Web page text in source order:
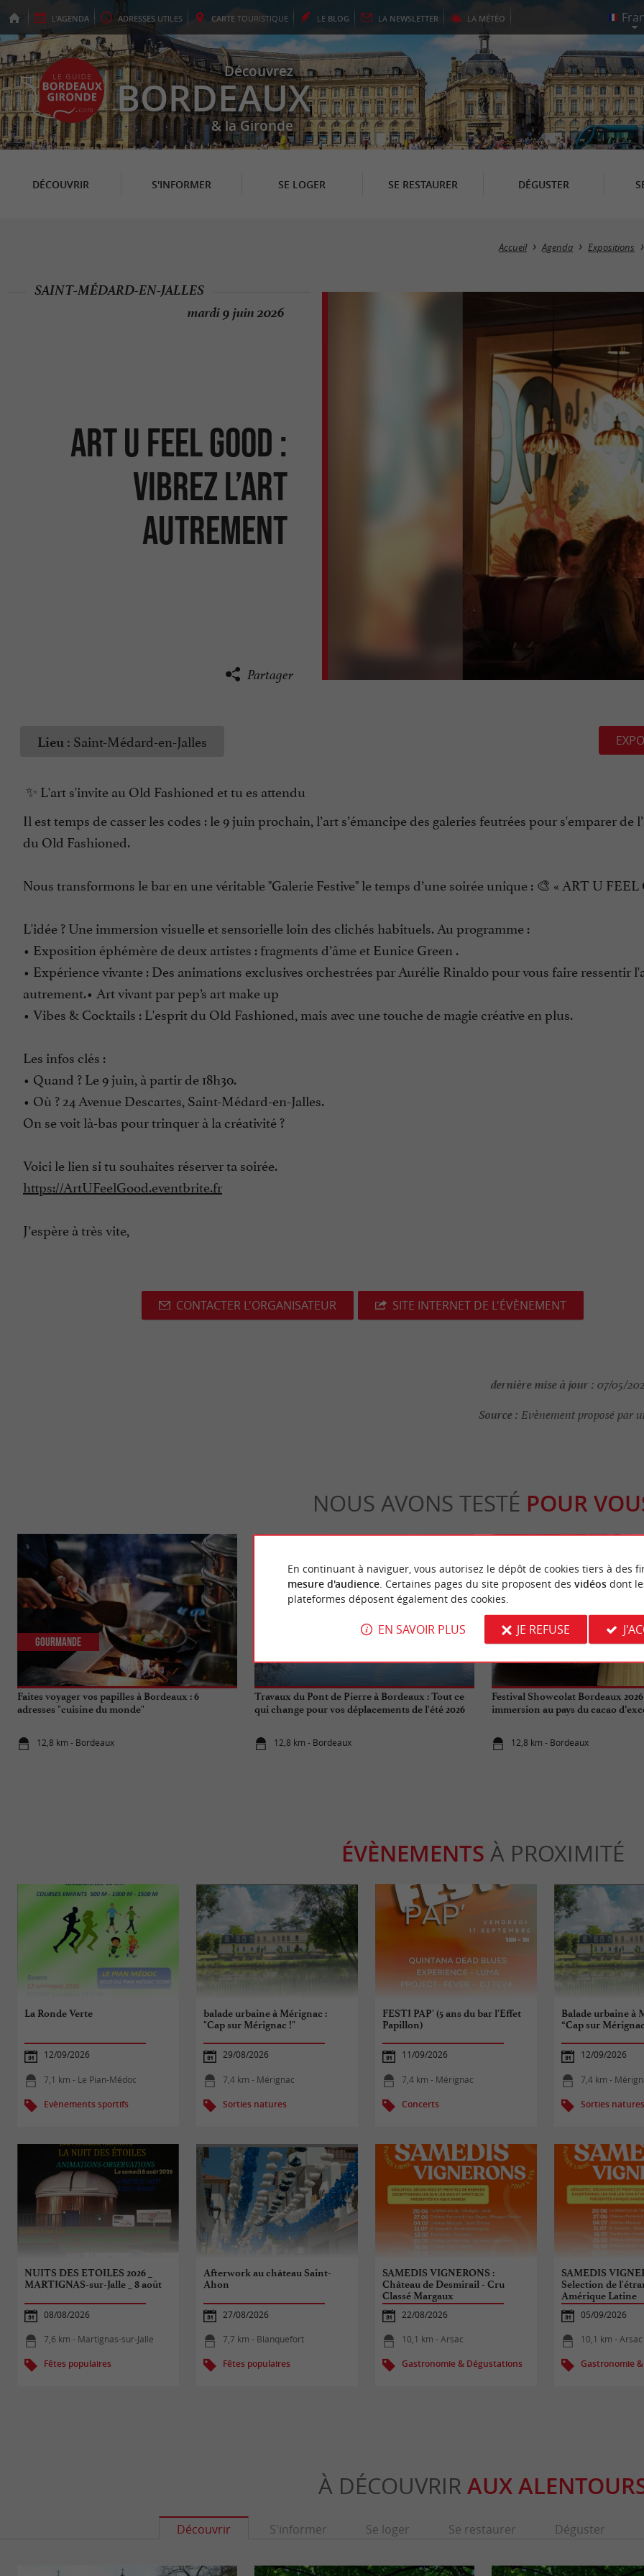
L'AGENDA ADRESSES UTILES CARTE TOURISTIQUE LE BLOG LA NEWSLETTER LA MÉTÉO
Découvrez
BORDEAUX
& la Gironde
DÉCOUVRIR S'INFORMER SE LOGER SE RESTAURER DÉGUSTER
Accueil Agenda Expositions
Art U Feel Good :
Vibrez l’art
autrement
SAINT-MÉDARD-EN-JALLES
mardi 9 juin 2026
Partager
Lieu : Saint-Médard-en-Jalles
✨ L'art s'invite au Old Fashioned et tu es attendu
Il est temps de casser les codes : le 9 juin prochain, l’art s’émancipe des galeries feutrées pour s'emparer de
du Old Fashioned.
Nous transformons le bar en une véritable "Galerie Festive" le temps d’une soirée unique : 🎨 « ART U
L'idée ? Une immersion visuelle et sensorielle loin des clichés habituels. Au programme :
• Exposition éphémère de deux artistes : fragments d’âme et Eunice Green .
• Expérience vivante : Des animations exclusives orchestrées par Aurélie Rinaldo pour vous faire ressentir
autrement.• Art vivant par pep’s art make up
• Vibes & Cocktails : L'esprit du Old Fashioned, mais avec une touche de magie créative en plus.
Les infos clés :
• Quand ? Le 9 juin, à partir de 18h30.
• Où ? 24 Avenue Descartes, Saint-Médard-en-Jalles.
On se voit là-bas pour trinquer à la créativité ?
Voici le lien si tu souhaites réserver ta soirée.
https://ArtUFeelGood.eventbrite.fr
J’espère à très vite,
CONTACTER L'ORGANISATEUR SITE INTERNET DE L'ÉVÈNEMENT
dernière mise à jour : 07/05/
Source : Evènement proposé par
NOUS AVONS TESTÉ POUR
Faites voyager vos papilles à Bordeaux : 6
adresses "cuisine du monde"
12,8 km - Bordeaux
Gourmande
Travaux du Pont de Pierre à Bordeaux : Tout ce
qui change pour vos déplacements de l'été 2026
12,8 km - Bordeaux
Festival Showcolat Bordeaux
immersion au pays du cacao
12,8 km - Bordeaux
Gourmande
ÉVÈNEMENTS À PROXIMITÉ
La Ronde Verte
12/09/2026
7,1 km - Le Pian-Médoc
Evènements sportifs
balade urbaine à Mérignac :
"Cap sur Mérignac !"
29/08/2026
7,4 km - Mérignac
Sorties natures
FESTI PAP' (5 ans du bar l'Effet
Papillon)
11/09/2026
7,4 km - Mérignac
Concerts
Balade urbaine à
“Cap sur
12/09/2026
7,4 km -
Sorties
NUITS DES ETOILES 2026 _
MARTIGNAS-sur-Jalle _ 8 août
08/08/2026
7,6 km - Martignas-sur-Jalle
Fêtes populaires
Afterwork au château Saint-
Ahon
27/08/2026
7,7 km - Blanquefort
Fêtes populaires
SAMEDIS VIGNERONS :
Château de Desmirail - Cru
Classé Margaux
22/08/2026
10,1 km - Arsac
Gastronomie & Dégustations
SAMEDIS
Selection de
Amérique Latine
05/09/2026
10,1 km - Arsac
Gastronomie
À DÉCOUVRIR AUX
Découvrir S'informer Se loger Se restaurer Déguster
En continuant à naviguer, vous autorisez le dépôt de cookies tiers à des
mesure d'audience. Certaines pages du site proposent des vidéosdont
plateformes déposent également des cookies.
EN SAVOIR PLUS JE REFUSE